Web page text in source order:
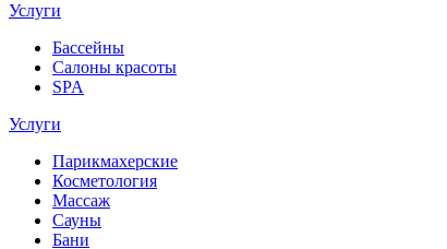
Услуги
Бассейны
Салоны красоты
SPA
Услуги
Парикмахерские
Косметология
Массаж
Сауны
Бани